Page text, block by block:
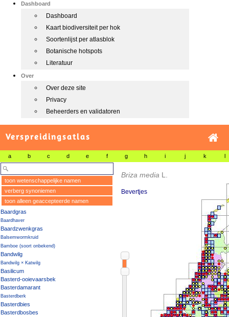
Dashboard
Dashboard
Kaart biodiversiteit per hok
Soortenlijst per atlasblok
Botanische hotspots
Literatuur
Over
Over deze site
Privacy
Beheerders en validatoren
Verspreidingsatlas
a b c d e f g h i j k l
toon wetenschappelijke namen
verberg synoniemen
toon alleen geaccepteerde namen
Baardgras
Baardhaver
Baardzwenkgras
Balsemwormkruid
Bamboe (soort onbekend)
Bandwilg
Bandwilg × Katwilg
Basilicum
Basterd-ooievaarsbek
Basterdamarant
Basterdberk
Basterdbies
Basterdbosbes
Briza media L.
Bevertjes